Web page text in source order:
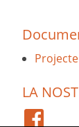
LA